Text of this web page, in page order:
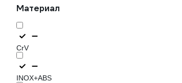
Материал
CrV
INOX+ABS